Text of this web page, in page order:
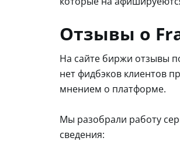
Отзывы о
На сайте биржи отзывы
нет фидбэков клиентов
мнением о платформе.
Мы разобрали работу
сведения: